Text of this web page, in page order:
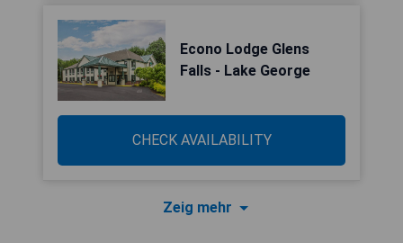
Econo Lodge Glens
Falls - Lake George
CHECK AVAILABILITY
Zeig mehr